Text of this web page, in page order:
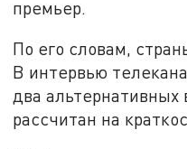
премьер.
По его словам,
В интервью
два
рассчитан на